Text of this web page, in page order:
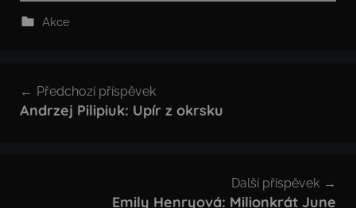
Akce
pro
Předchozí příspěvek
Andrzej Pilipiuk: Upír z okrsku
Další příspěvek
Emily Henryová: Milionkrát June